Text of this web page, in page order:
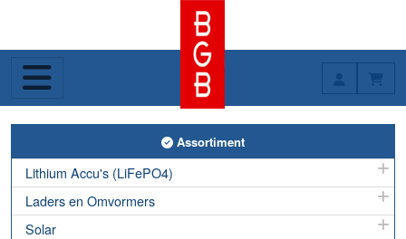
Toggle Assortiment
Assortiment
Lithium Accu's (LiFePO4)
Laders en Omvormers
Solar